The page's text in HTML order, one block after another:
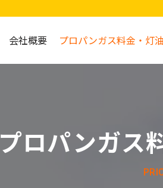
会社概要 プロパンガス料金・灯
プロパンガス